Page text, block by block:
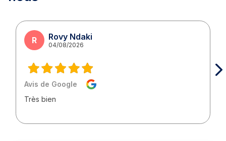
R Rovy Ndaki
04/08/2026
Avis de Google
Très bien